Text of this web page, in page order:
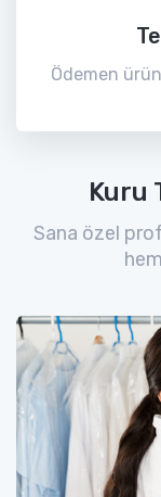
Ödemen
Kuru
Sana özel